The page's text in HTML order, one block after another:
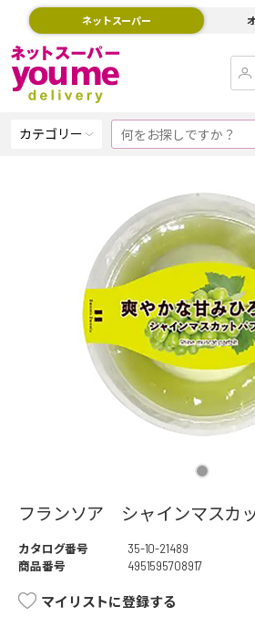
ネットスーパー
カテゴリー
フランソア シャインマスカ
カタログ番号
35-10-21489
商品番号
4951595708917
マイリストに登録する